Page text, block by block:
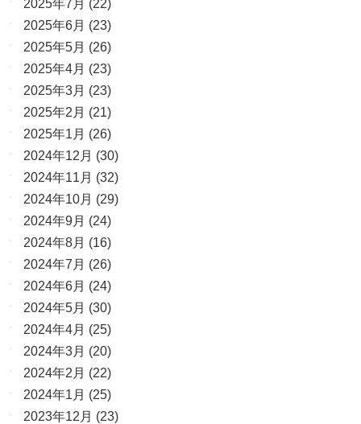
2025年7月 (22)
2025年6月 (23)
2025年5月 (26)
2025年4月 (23)
2025年3月 (23)
2025年2月 (21)
2025年1月 (26)
2024年12月 (30)
2024年11月 (32)
2024年10月 (29)
2024年9月 (24)
2024年8月 (16)
2024年7月 (26)
2024年6月 (24)
2024年5月 (30)
2024年4月 (25)
2024年3月 (20)
2024年2月 (22)
2024年1月 (25)
2023年12月 (23)